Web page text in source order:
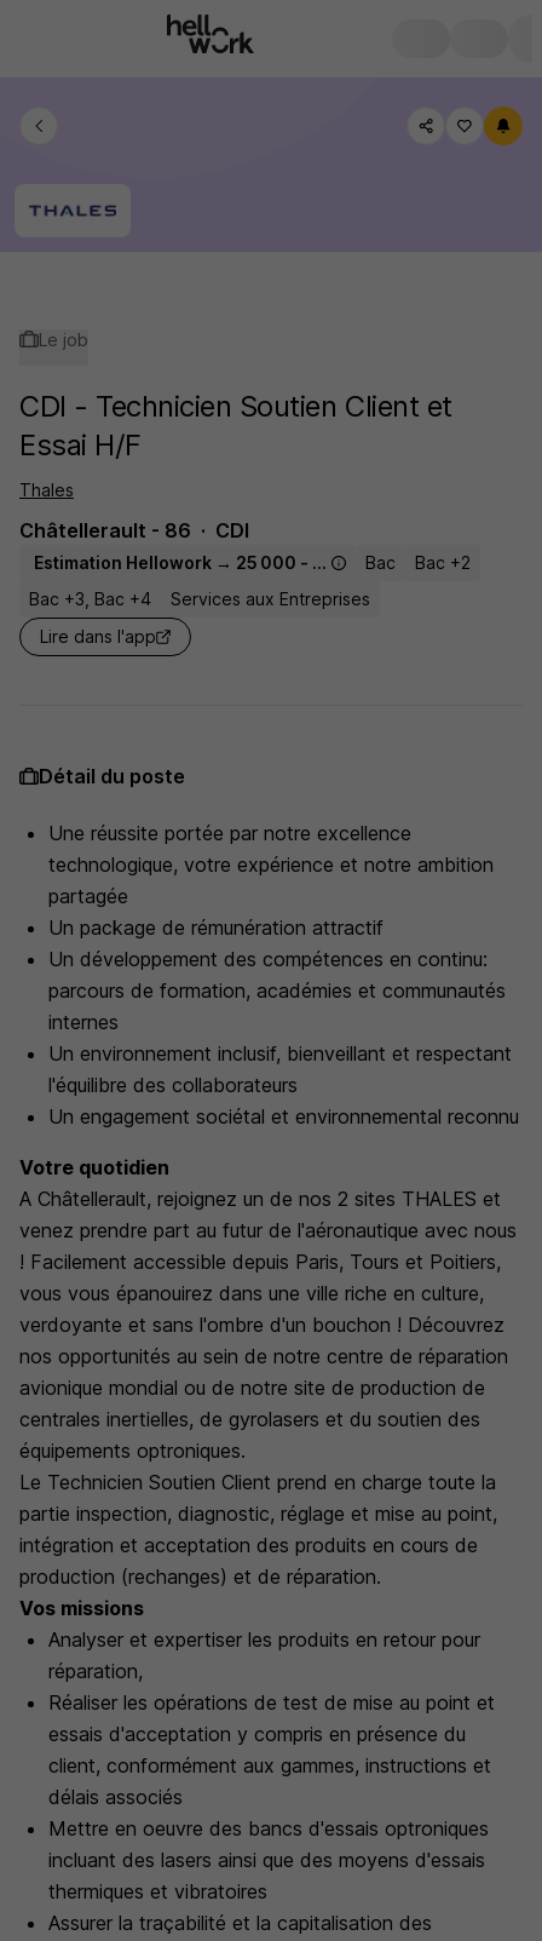
Le job
CDI - Technicien Soutien Client et
Essai H/F
Thales
Châtellerault - 86 CDI
Estimation Hellowork → 25 000 - 32 500 € / an
Bac
Bac +2
Bac +3, Bac +4
Services aux Entreprises
Lire dans l'app
Détail du poste
Une réussite portée par notre excellence
technologique, votre expérience et notre ambition
partagée
Un package de rémunération attractif
Un développement des compétences en continu:
parcours de formation, académies et communautés
internes
Un environnement inclusif, bienveillant et respectant
l'équilibre des collaborateurs
Un engagement sociétal et environnemental reconnu
Votre quotidien
A Châtellerault, rejoignez un de nos 2 sites THALES et
venez prendre part au futur de l'aéronautique avec nous
! Facilement accessible depuis Paris, Tours et Poitiers,
vous vous épanouirez dans une ville riche en culture,
verdoyante et sans l'ombre d'un bouchon ! Découvrez
nos opportunités au sein de notre centre de réparation
avionique mondial ou de notre site de production de
centrales inertielles, de gyrolasers et du soutien des
équipements optroniques.
Le Technicien Soutien Client prend en charge toute la
partie inspection, diagnostic, réglage et mise au point,
intégration et acceptation des produits en cours de
production (rechanges) et de réparation.
Vos missions
Analyser et expertiser les produits en retour pour
réparation,
Réaliser les opérations de test de mise au point et
essais d'acceptation y compris en présence du
client, conformément aux gammes, instructions et
délais associés
Mettre en oeuvre des bancs d'essais optroniques
incluant des lasers ainsi que des moyens d'essais
thermiques et vibratoires
Assurer la traçabilité et la capitalisation des